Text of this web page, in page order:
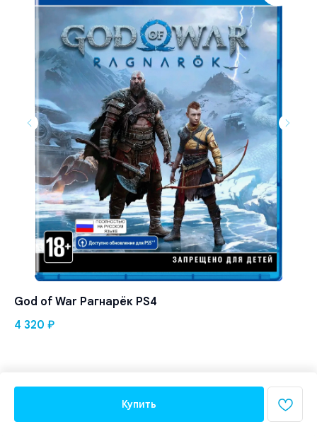
Купить
God of War Рагнарёк PS4
4 320 ₽